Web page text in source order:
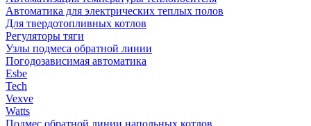
Автоматика для электрических теплых полов
Для твердотопливных котлов
Регуляторы тяги
Узлы подмеса обратной линии
Погодозависимая автоматика
Esbe
Tech
Vexve
Watts
Подмес обратной линии напольных котлов